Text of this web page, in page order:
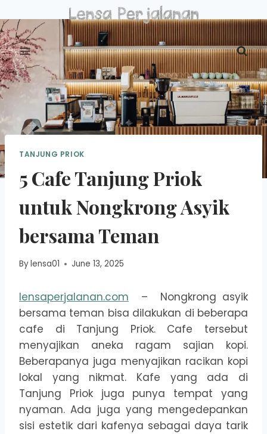
to
content
TANJUNG PRIOK
5 Cafe Tanjung Priok
untuk Nongkrong Asyik
bersama Teman
Bylensa01 June 13, 2025
lensaperjalanan.com – Nongkrong asyik
bersama teman bisa dilakukan di beberapa
cafe di Tanjung Priok. Cafe tersebut
menyajikan aneka ragam sajian kopi.
Beberapanya juga menyajikan racikan kopi
lokal yang nikmat. Kafe yang ada di
Tanjung Priok juga punya tempat yang
nyaman. Ada juga yang mengedepankan
sisi estetik dari kafenya sebagai daya tarik